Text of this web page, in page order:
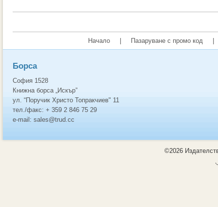
Начало Пазаруване с промо код
Борса
София 1528
Книжна борса „Искър”
ул. “Поручик Христо Топракчиев" 11
тел./факс: + 359 2 846 75 29
e-mail: sales@trud.cc
©2026